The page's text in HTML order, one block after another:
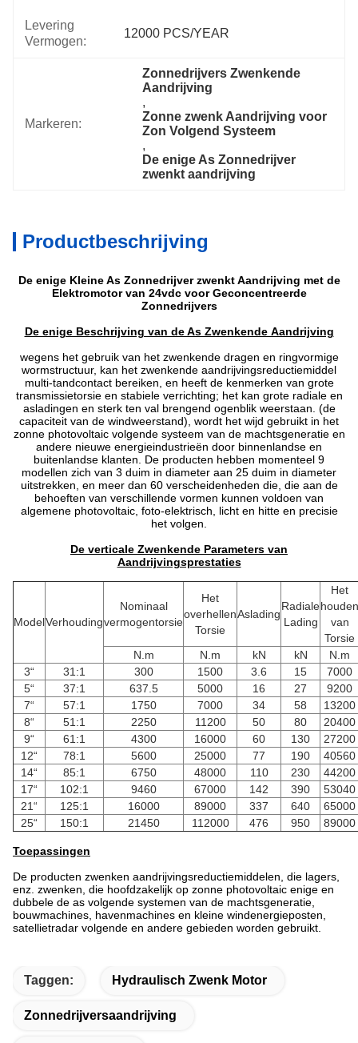
Levering
Vermogen:
12000 PCS/YEAR
Markeren:
Zonnedrijvers Zwenkende
Aandrijving
,
Zonne zwenk Aandrijving voor
Zon Volgend Systeem
,
De enige As Zonnedrijver
zwenkt aandrijving
Productbeschrijving
De enige Kleine As Zonnedrijver zwenkt Aandrijving met de
Elektromotor van 24vdc voor Geconcentreerde
Zonnedrijvers
De enige Beschrijving van de As Zwenkende Aandrijving
wegens het gebruik van het zwenkende dragen en ringvormige
wormstructuur, kan het zwenkende aandrijvingsreductiemiddel
multi-tandcontact bereiken, en heeft de kenmerken van grote
transmissietorsie en stabiele verrichting; het kan grote radiale en
asladingen en sterk ten val brengend ogenblik weerstaan. (de
capaciteit van de windweerstand), wordt het wijd gebruikt in het
zonne photovoltaic volgende systeem van de machtsgeneratie en
andere nieuwe energieindustrieën door binnenlandse en
buitenlandse klanten. De producten hebben momenteel 9
modellen zich van 3 duim in diameter aan 25 duim in diameter
uitstrekken, en meer dan 60 verscheidenheden die, die aan de
behoeften van verschillende vormen kunnen voldoen van
algemene photovoltaic, foto-elektrisch, licht en hitte en precisie
het volgen.
De verticale Zwenkende Parameters van
Aandrijvingsprestaties
ModelVerhouding
Nominaal
vermogentorsie
Het
overhellen
Torsie
Aslading
Radiale
Lading
Het
houden
van
Torsie
N.m
N.m kN kN
N.m
3“
31:1 300 1500 3.6 15
7000
5“
37:1 637.5 5000 16 27
9200
7“
57:1 1750 7000 34 58
13200
8“
51:1 2250 11200 50 80
20400
9“
61:1 4300 16000 60 130
27200
12“
78:1 5600 25000 77 190
40560
14“
85:1 6750 48000 110 230
44200
17“
102:1 9460 67000 142 390
53040
21“
125:1 16000 89000 337 640
65000
25“
150:1 21450 112000 476 950 89000
Toepassingen
De producten zwenken aandrijvingsreductiemiddelen, die lagers,
enz. zwenken, die hoofdzakelijk op zonne photovoltaic enige en
dubbele de as volgende systemen van de machtsgeneratie,
bouwmachines, havenmachines en kleine windenergieposten,
satellietradar volgende en andere gebieden worden gebruikt.
Taggen: Hydraulisch Zwenk Motor
Zonnedrijversaandrijving